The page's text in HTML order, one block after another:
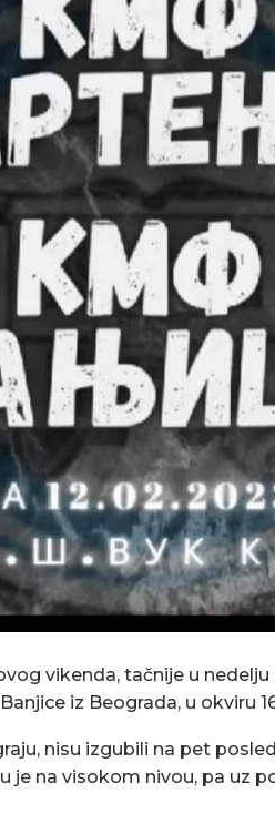
vikenda, tačnije u nedelju
iz Beograda, u okviru
nisu izgubili na pet
na visokom nivou, pa uz